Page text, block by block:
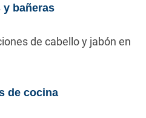
y bañeras
de cabello y jabón en
de cocina